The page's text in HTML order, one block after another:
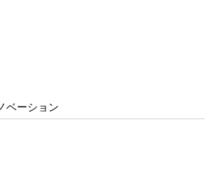
ベーション